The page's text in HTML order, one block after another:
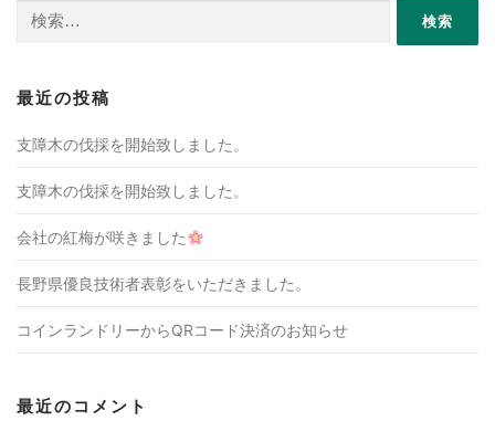
検索:
最近の投稿
支障木の伐採を開始致しました。
支障木の伐採を開始致しました。
会社の紅梅が咲きました
長野県優良技術者表彰をいただきました。
コインランドリーからQRコード決済のお知らせ
最近のコメント